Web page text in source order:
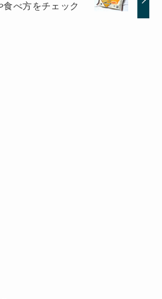
べ方をチェック